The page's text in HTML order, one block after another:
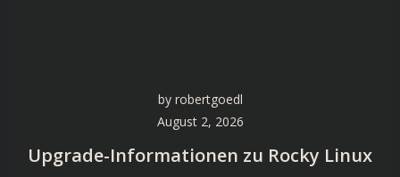
by robertgoedl
August 2, 2026
Upgrade-Informationen zu Rocky Linux